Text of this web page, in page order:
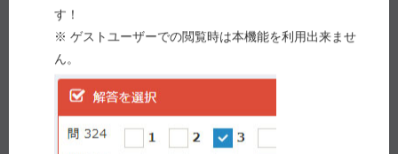
す！
※ ゲストユーザーでの閲覧時は本機能を利用出来ませ
ん。
１ 水で目及び粘膜を洗浄する。
２ EDTA（エデト酸カルシウム二ナトリウム）を投与
する。
３ 酸素吸入する。
４ 輸液を投与する。
５ チオ硫酸ナトリウムを投与する。